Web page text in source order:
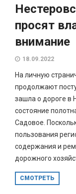
просят
внимание
18.09.2022
На личную
продолжают
зашла о дороге в
состояние
Садовое.
пользования
содержания и
дорожного
СМОТРЕТЬ